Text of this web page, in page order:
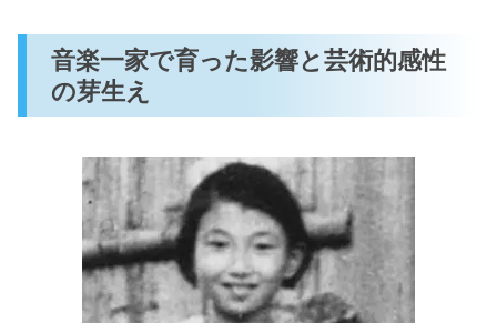
音楽一家で育った影響と芸術的感性
の芽生え